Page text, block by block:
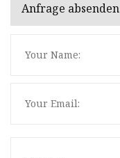
Anfrage absenden